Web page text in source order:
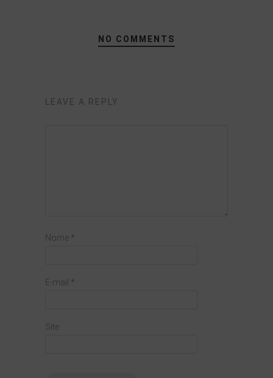
NO COMMENTS
LEAVE A REPLY
Nome *
E-mail *
Site